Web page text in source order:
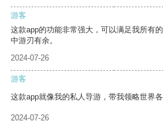
游客
这款app的功能非常强大，可以满足我所有
中游刃有余。
2024-07-26
游客
这款app就像我的私人导游，带我领略世界各
2024-07-26